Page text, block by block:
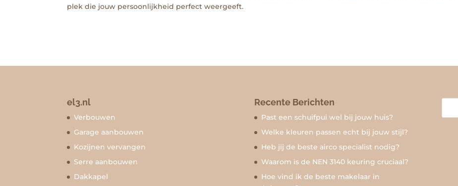
plek die jouw persoonlijkheid perfect weergeeft.
el3.nl
Verbouwen
Garage aanbouwen
Kozijnen vervangen
Serre aanbouwen
Dakkapel
Recente Berichten
Past een schuifpui wel bij jouw huis?
Welke kleuren passen echt bij jouw stijl?
Heb jij de beste airco specialist nodig?
Waarom is de NEN 3140 keuring cruciaal?
Hoe vind ik de beste makelaar in